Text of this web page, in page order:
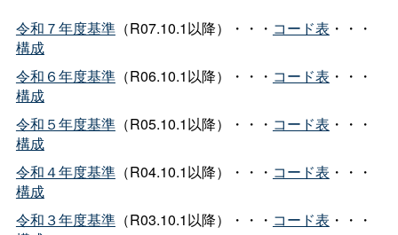
令和７年度基準（R07.10.1以降）・・・ コード表 ・・・
構成
令和６年度基準（R06.10.1以降）・・・ コード表 ・・・
構成
令和５年度基準（R05.10.1以降）・・・ コード表 ・・・
構成
令和４年度基準（R04.10.1以降）・・・ コード表 ・・・
構成
令和３年度基準（R03.10.1以降）・・・ コード表 ・・・